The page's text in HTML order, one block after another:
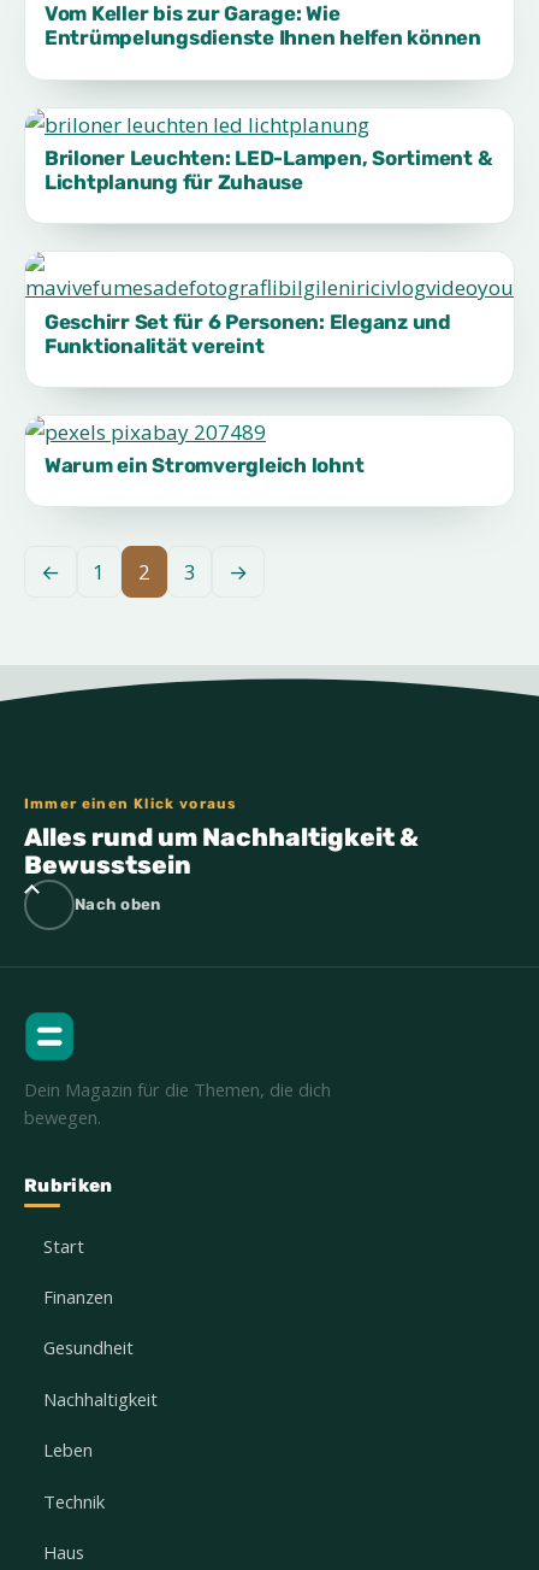
Vom Keller bis zur Garage: Wie
Entrümpelungsdienste Ihnen helfen können
Briloner Leuchten: LED-Lampen, Sortiment &
Lichtplanung für Zuhause
Geschirr Set für 6 Personen: Eleganz und
Funktionalität vereint
Warum ein Stromvergleich lohnt
← 1 2 3 →
Immer einen Klick voraus
Alles rund um Nachhaltigkeit &
Bewusstsein
Nach oben
Dein Magazin für die Themen, die dich
bewegen.
Rubriken
Start
Finanzen
Gesundheit
Nachhaltigkeit
Leben
Technik
Haus